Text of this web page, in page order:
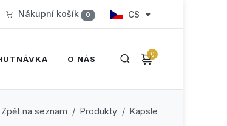
Nákupní košík 0 CS
0
O NÁS
Zpět na seznam Produkty Kapsle